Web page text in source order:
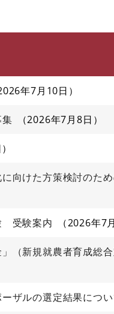
年7月10日
2026年7月8日
向けた方策検討のた
受験案内 2026年7
（新規就農者育成総
ザルの選定結果につ